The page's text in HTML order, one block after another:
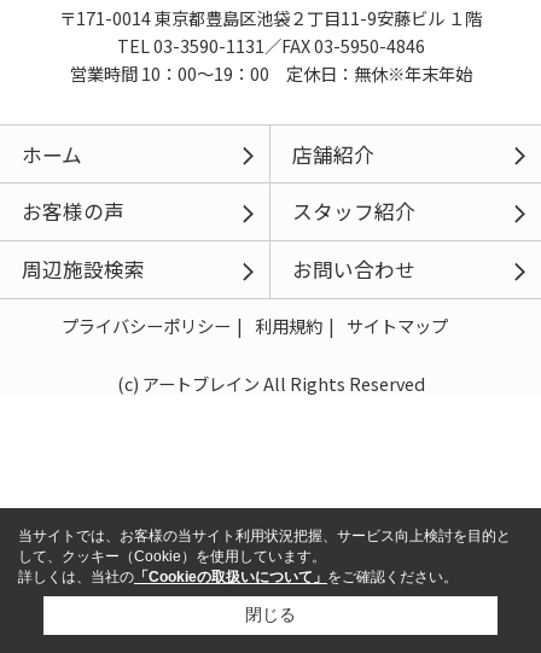
〒171-0014 東京都豊島区池袋２丁目11-9安藤ビル １階
TEL 03-3590-1131／FAX 03-5950-4846
営業時間 10：00～19：00 定休日：無休※年末年始
ホーム
店舗紹介
お客様の声
スタッフ紹介
周辺施設検索
お問い合わせ
プライバシーポリシー 利用規約 サイトマップ
(c) アートブレイン All Rights Reserved
当サイトでは、お客様の当サイト利用状況把握、サービス向上検討を目的と
して、クッキー（Cookie）を使用しています。
詳しくは、当社の 「Cookieの取扱いについて」 をご確認ください。
閉じる